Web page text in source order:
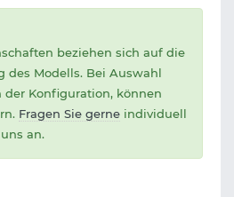
beziehen sich auf die
des Modells. Bei Auswahl
Konfiguration, können
Fragen Sie gerne individuell
an.